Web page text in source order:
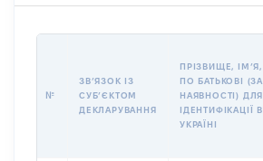
№
ЗВʼЯЗОК ІЗ
СУБʼЄКТОМ
ДЕКЛАРУВАННЯ
ПРІЗВИЩЕ, ІМʼЯ,
ПО БАТЬКОВІ (ЗА
НАЯВНОСТІ) ДЛЯ
ІДЕНТИФІКАЦІЇ В
УКРАЇНІ